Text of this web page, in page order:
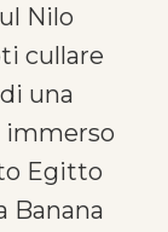
Nilo
cullare
una
immerso
Egitto
Banana